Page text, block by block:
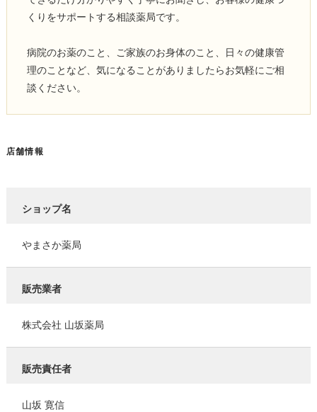
くりをサポートする相談薬局です。
病院のお薬のこと、ご家族のお身体のこと、日々の健康管
理のことなど、気になることがありましたらお気軽にご相
談ください。
店舗情報
ショップ名
やまさか薬局
販売業者
株式会社 山坂薬局
販売責任者
山坂 寛信